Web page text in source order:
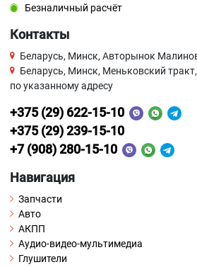
Безналичный расчёт
Контакты
Беларусь, Минск, Авторынок
Беларусь, Минск, Меньковский
по указанному адресу
+375 (29) 622-15-10
+375 (29) 239-15-10
+7 (908) 280-15-10
Навигация
Запчасти
Авто
АКПП
Аудио-видео-мультимедиа
Глушители